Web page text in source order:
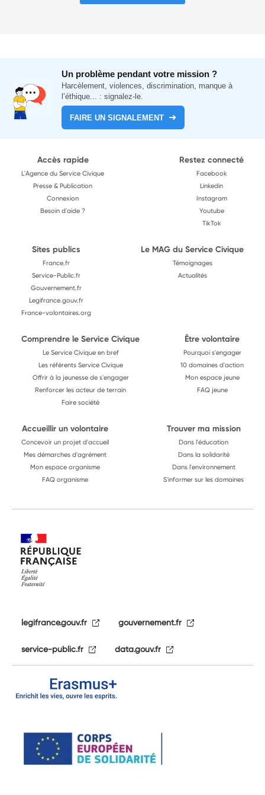
Un problème pendant votre mission ?
Harcèlement, violences, discrimination, manque à
l’éthique... : signalez-le.
FAIRE UN SIGNALEMENT
Accès rapide
L'Agence du Service Civique
Presse & Publication
Connexion
Besoin d'aide ?
Restez connecté
Facebook
Linkedin
Instagram
Youtube
TikTok
Sites publics
France.fr
Service-Public.fr
Gouvernement.fr
Legifrance.gouv.fr
France-volontaires.org
Le MAG du Service Civique
Témoignages
Actualités
Comprendre le Service Civique
Le Service Civique en bref
Les référents Service Civique
Offrir à la jeunesse de s'engager
Renforcer les acteur de terrain
Faire société
Être volontaire
Pourquoi s'engager
10 domaines d'action
Mon espace jeune
FAQ jeune
Accueillir un volontaire
Concevoir un projet d'accueil
Mes démarches d'agrément
Mon espace organisme
FAQ organisme
Trouver ma mission
Dans l'éducation
Dans la solidarité
Dans l'environnement
S'informer sur les domaines
legifrance.gouv.fr gouvernement.fr
service-public.fr data.gouv.fr